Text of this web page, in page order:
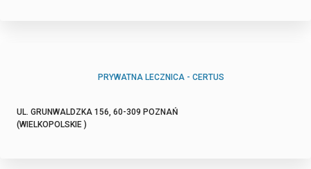
PRYWATNA LECZNICA - CERTUS
UL. GRUNWALDZKA 156, 60-309 POZNAŃ
(WIELKOPOLSKIE )